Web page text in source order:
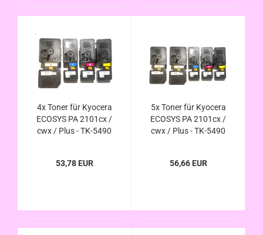
4x Toner für Kyocera
ECOSYS PA 2101cx /
cwx / Plus - TK-5490
53,78 EUR
5x Toner für Kyocera
ECOSYS PA 2101cx /
cwx / Plus - TK-5490
56,66 EUR